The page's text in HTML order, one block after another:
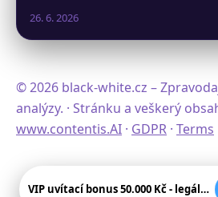
26. 6. 2026
© 2026 black-white.cz –
analýzy. · Stránku a veškerý
www.contentis.AI · GDPR · Terms
VIP uvítací bonus 50.000 Kč - legální české kasíno